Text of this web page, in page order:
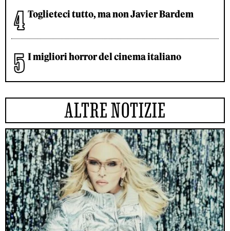
Toglieteci tutto, ma non Javier Bardem
I migliori horror del cinema italiano
ALTRE NOTIZIE